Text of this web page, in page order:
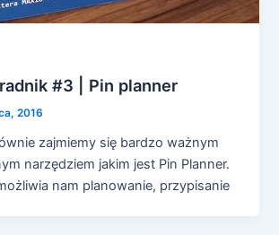
#3 | Pin planner
2016
zajmiemy się bardzo ważnym
narzędziem jakim jest Pin Planner.
nam planowanie, przypisanie